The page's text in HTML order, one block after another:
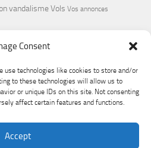
Consent
use technologies like cookies to store and/or
to these technologies will allow us to
or unique IDs on this site. Not consenting
affect certain features and functions.
Accept
vandalismeVols Vos annonces
réservés.